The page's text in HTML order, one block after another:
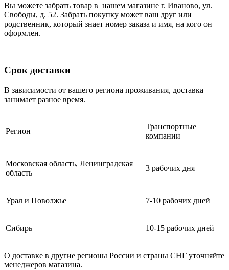
Вы можете забрать товар в нашем магазине г. Иваново, ул.
Свободы, д. 52. Забрать покупку может ваш друг или
родственник, который знает номер заказа и имя, на кого он
оформлен.
Срок доставки
В зависимости от вашего региона проживания, доставка
занимает разное время.
Регион
Транспортные
компании
Московская область, Ленинградская
область
3 рабочих дня
Урал и Поволжье 7-10 рабочих дней
Сибирь 10-15 рабочих дней
О доставке в другие регионы России и страны СНГ уточняйте
менеджеров магазина.